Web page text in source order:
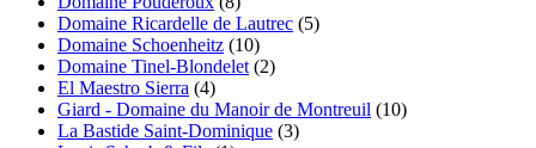
Domaine Ricardelle de Lautrec (5)
Domaine Schoenheitz (10)
Domaine Tinel-Blondelet (2)
El Maestro Sierra (4)
Giard - Domaine du Manoir de Montreuil (10)
La Bastide Saint-Dominique (3)